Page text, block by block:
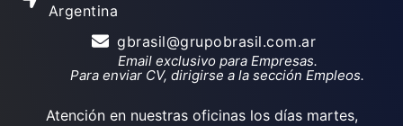
Argentina
gbrasil@grupobrasil.com.ar
Email exclusivo para Empresas.
Para enviar CV, dirigirse a la sección Empleos.
Atención en nuestras oficinas los días martes,